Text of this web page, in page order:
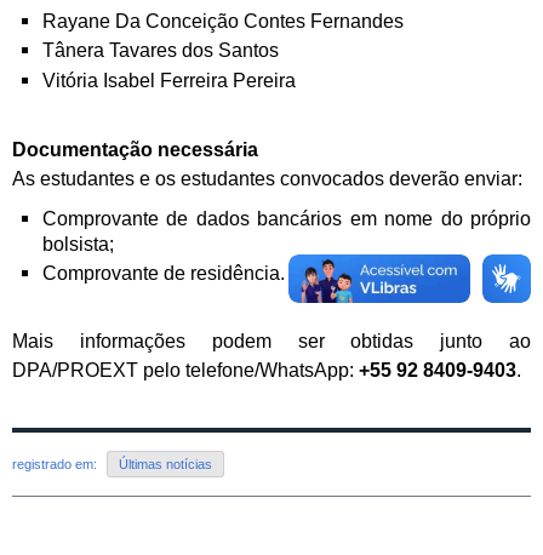
Rayane Da Conceição Contes Fernandes
Tânera Tavares dos Santos
Vitória Isabel Ferreira Pereira
Documentação necessária
As estudantes e os estudantes convocados deverão enviar:
Comprovante de dados bancários em nome do próprio
bolsista;
Comprovante de residência.
Mais informações podem ser obtidas junto ao
DPA/PROEXT pelo telefone/WhatsApp: +55 92 8409-9403.
registrado em: Últimas notícias